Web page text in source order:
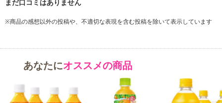
の取り扱いや保管がしやすく、パッケージには親子で遊べるお楽し
み要素「オレンジかくれんぼ」が付いています。
メーカー製造日より8ヶ月
※商品到着時点でのお日持ち期間は、配送日数などにより異なり
※商品の感想以外の投稿や、不適切な表現を含む投稿を除いて表示しています
あなたにオススメの商品